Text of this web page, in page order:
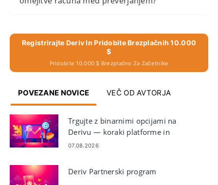
Registrirajte Deriv In Pridobite Brezplačnih 10.000
$
Pridobite 10.000 $ Brezplačno Za Začetnike
POVEZANE NOVICE VEČ OD AVTORJA
Trgujte z binarnimi opcijami na
Derivu — koraki platforme in
vrste naročil
07.08.2026
Deriv Partnerski program